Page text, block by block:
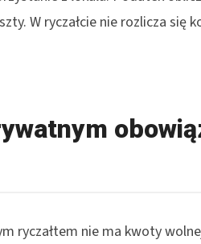
W ryczałcie nie rozlicza się
ryczałtem nie ma kwoty